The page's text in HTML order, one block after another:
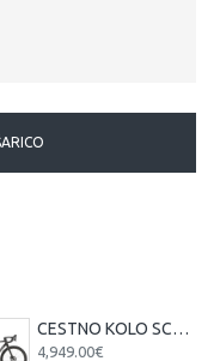
CESTNO KOLO SCOTT ADDICT 10 čr 25
4,949.00€